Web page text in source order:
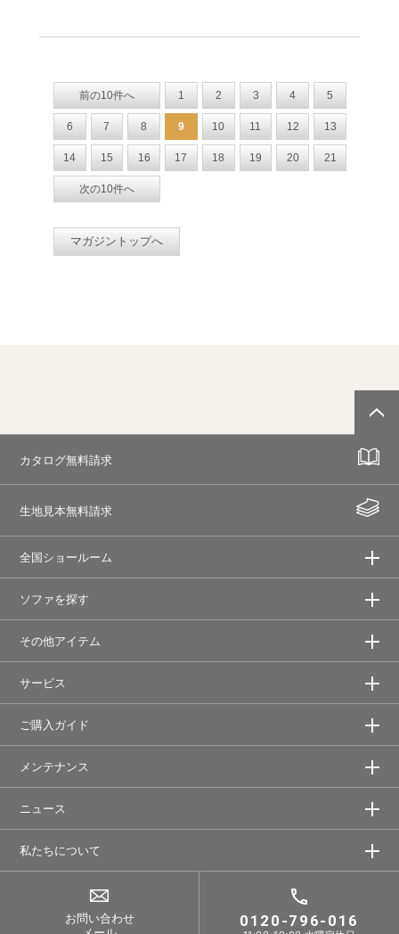
前の10件へ 1 2 3 4 5
6 7 8 9 10 11 12 13
14 15 16 17 18 19 20 21
次の10件へ
マガジントップへ
カタログ無料請求
生地見本無料請求
全国ショールーム
ソファを探す
その他アイテム
サービス
ご購入ガイド
メンテナンス
ニュース
私たちについて
お問い合わせ
0120-796-016